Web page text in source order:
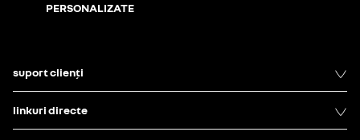
PERSONALIZATE
suport clienți
linkuri directe